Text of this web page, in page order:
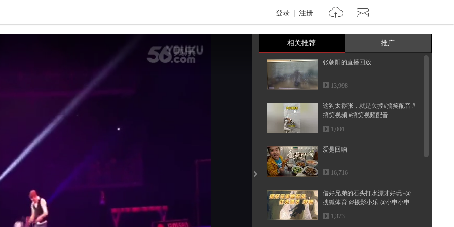
登录 注册
饱和度
相关推荐 推广
张朝阳的直播回放
13,998
这狗太嚣张，就是欠揍#搞笑配音 #
搞笑视频 #搞笑视频配音
1,001
爱是回响
16,716
借好兄弟的石头打水漂才好玩~@
搜狐体育 @摄影小乐 @小申小申
@郭大...
1,373